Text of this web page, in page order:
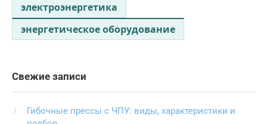
электроэнергетика
энергетическое оборудование
Свежие записи
Гибочные прессы с ЧПУ: виды, характеристики и